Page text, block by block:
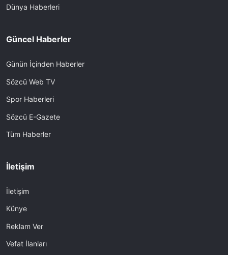
Dünya Haberleri
Güncel Haberler
Günün İçinden Haberler
Sözcü Web TV
Spor Haberleri
Sözcü E-Gazete
Tüm Haberler
İletişim
İletişim
Künye
Reklam Ver
Vefat İlanları